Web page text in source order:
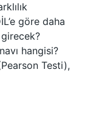
göre daha
hangisi?
Testi),